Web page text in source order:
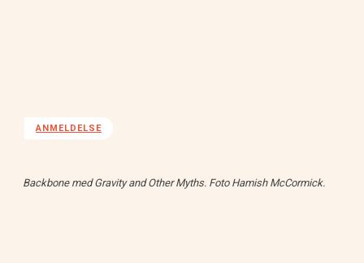
ANMELDELSE
Backbonemed Gravity and Other Myths. Foto Hamish McCormick.